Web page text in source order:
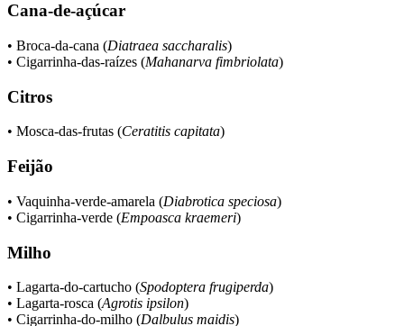
Cana-de-açúcar
• Broca-da-cana (Diatraea saccharalis)
• Cigarrinha-das-raízes (Mahanarva fimbriolata)
Citros
• Mosca-das-frutas (Ceratitis capitata)
Feijão
• Vaquinha-verde-amarela (Diabrotica speciosa)
• Cigarrinha-verde (Empoasca kraemeri)
Milho
• Lagarta-do-cartucho (Spodoptera frugiperda)
• Lagarta-rosca (Agrotis ipsilon)
• Cigarrinha-do-milho (Dalbulus maidis)